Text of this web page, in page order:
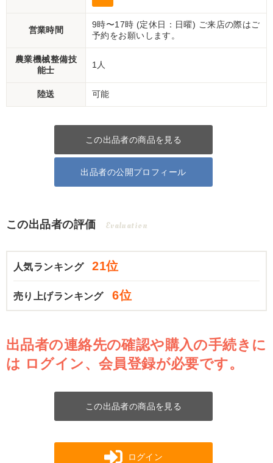
営業時間
9時〜17時 (定休日：日曜) ご来店の際はご
予約をお願いします。
農業機械整備技
能士
1人
陸送 可能
この出品者の商品を見る
出品者の公開プロフィール
この出品者の評価 Evaluation
人気ランキング 21位
売り上げランキング 6位
出品者の連絡先の確認や購入の手続きに
は ログイン、会員登録が必要です。
この出品者の商品を見る
ログイン